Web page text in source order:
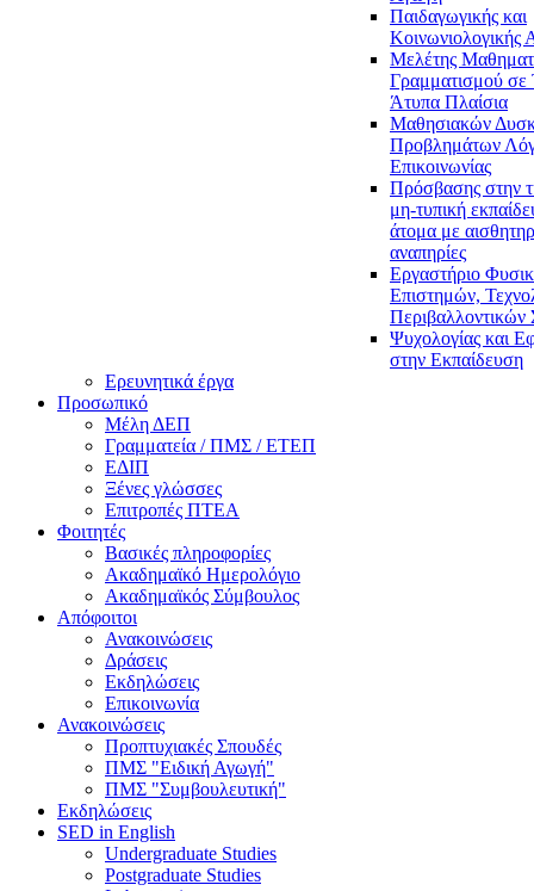
Παιδαγωγικής και
Κοινωνιολογικής
Μελέτης
Γραμματισμού σε
Άτυπα Πλαίσια
Μαθησιακών
Προβλημάτων
Επικοινωνίας
Πρόσβασης στην
μη-τυπική
άτομα με
αναπηρίες
Εργαστήριο
Επιστημών,
Ψυχολογίας και
στην Εκπαίδευση
Ερευνητικά έργα
Προσωπικό
Μέλη ΔΕΠ
Γραμματεία / ΠΜΣ / ΕΤΕΠ
ΕΔΙΠ
Ξένες γλώσσες
Επιτροπές ΠΤΕΑ
Φοιτητές
Βασικές πληροφορίες
Ακαδημαϊκό Ημερολόγιο
Ακαδημαϊκός Σύμβουλος
Απόφοιτοι
Ανακοινώσεις
Δράσεις
Εκδηλώσεις
Επικοινωνία
Ανακοινώσεις
Προπτυχιακές Σπουδές
ΠΜΣ "Ειδική Αγωγή"
ΠΜΣ "Συμβουλευτική"
Εκδηλώσεις
SED in English
Undergraduate Studies
Postgraduate Studies